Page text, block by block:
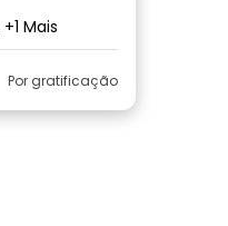
+1 Mais
Por gratificação